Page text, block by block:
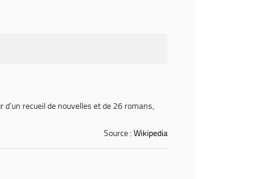
recueil de nouvelles et de 26 romans,
Source : Wikipedia